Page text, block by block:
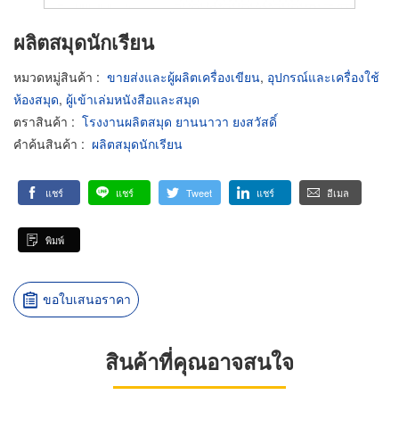
ผลิตสมุดนักเรียน
หมวดหมู่สินค้า : ขายส่งและผู้ผลิตเครื่องเขียน, อุปกรณ์และเครื่องใช้
ห้องสมุด, ผู้เข้าเล่มหนังสือและสมุด
ตราสินค้า : โรงงานผลิตสมุด ยานนาวา ยงสวัสดิ์
คำค้นสินค้า : ผลิตสมุดนักเรียน
แชร์ แชร์ Tweet แชร์ อีเมล
พิมพ์
ขอใบเสนอราคา
สินค้าที่คุณอาจสนใจ